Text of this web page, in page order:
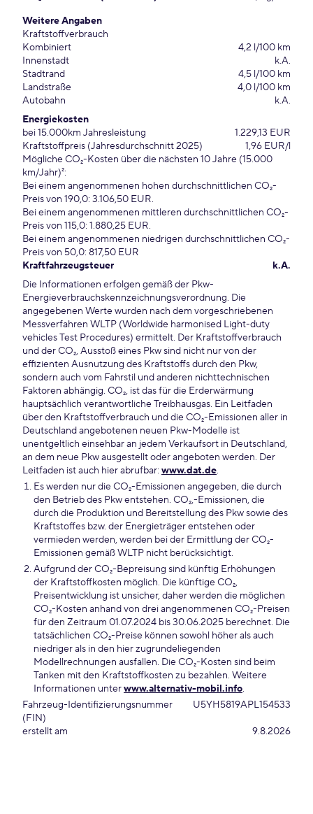
Weitere Angaben
Kraftstoffverbrauch
Kombiniert
4,2 l/100 km
Innenstadt
k.A.
Stadtrand
4,5 l/100 km
Landstraße
4,0 l/100 km
Autobahn
k.A.
Energiekosten
bei 15.000km Jahresleistung
1.229,13 EUR
Kraftstoffpreis (Jahresdurchschnitt 2025)
1,96 EUR/l
Mögliche CO₂-Kosten über die nächsten 10 Jahre (15.000
km/Jahr)²:
Bei einem angenommenen hohen durchschnittlichen CO₂-
Preis von 190,0: 3.106,50 EUR.
Bei einem angenommenen mittleren durchschnittlichen CO₂-
Preis von 115,0: 1.880,25 EUR.
Bei einem angenommenen niedrigen durchschnittlichen CO₂-
Preis von 50,0: 817,50 EUR
Kraftfahrzeugsteuer
k.A.
Die Informationen erfolgen gemäß der Pkw-
Energieverbrauchskennzeichnungsverordnung. Die
angegebenen Werte wurden nach dem vorgeschriebenen
Messverfahren WLTP (Worldwide harmonised Light-duty
vehicles Test Procedures) ermittelt. Der Kraftstoffverbrauch
und der CO₂, Ausstoß eines Pkw sind nicht nur von der
effizienten Ausnutzung des Kraftstoffs durch den Pkw,
sondern auch vom Fahrstil und anderen nichttechnischen
Faktoren abhängig. CO₂, ist das für die Erderwärmung
hauptsächlich verantwortliche Treibhausgas. Ein Leitfaden
über den Kraftstoffverbrauch und die CO₂-Emissionen aller in
Deutschland angebotenen neuen Pkw-Modelle ist
unentgeltlich einsehbar an jedem Verkaufsort in Deutschland,
an dem neue Pkw ausgestellt oder angeboten werden. Der
Leitfaden ist auch hier abrufbar: www.dat.de.
Es werden nur die CO₂-Emissionen angegeben, die durch
den Betrieb des Pkw entstehen. CO₂,-Emissionen, die
durch die Produktion und Bereitstellung des Pkw sowie des
Kraftstoffes bzw. der Energieträger entstehen oder
vermieden werden, werden bei der Ermittlung der CO₂-
Emissionen gemäß WLTP nicht berücksichtigt.
Aufgrund der CO₂-Bepreisung sind künftig Erhöhungen
der Kraftstoffkosten möglich. Die künftige CO₂,
Preisentwicklung ist unsicher, daher werden die möglichen
CO₂-Kosten anhand von drei angenommenen CO₂-Preisen
für den Zeitraum 01.07.2024 bis 30.06.2025 berechnet. Die
tatsächlichen CO₂-Preise können sowohl höher als auch
niedriger als in den hier zugrundeliegenden
Modellrechnungen ausfallen. Die CO₂-Kosten sind beim
Tanken mit den Kraftstoffkosten zu bezahlen. Weitere
Informationen unterwww.alternativ-mobil.info.
Fahrzeug-Identifizierungsnummer
(FIN)
U5YH5819APL154533
erstellt am 9.8.2026